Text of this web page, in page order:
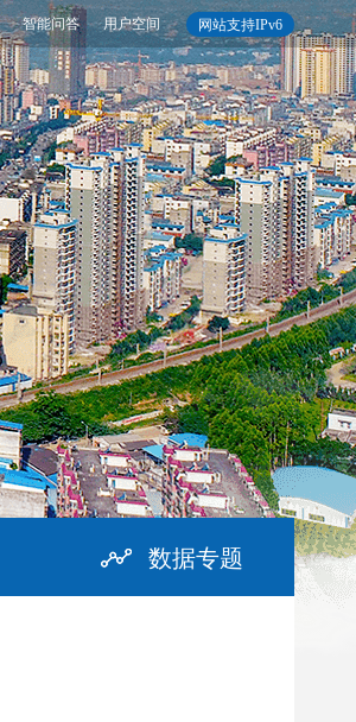
网站支持IPv6
智能问答 用户空间
数据专题